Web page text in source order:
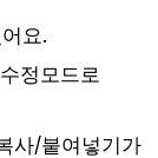
요.
정모드로
사/붙여넣기가